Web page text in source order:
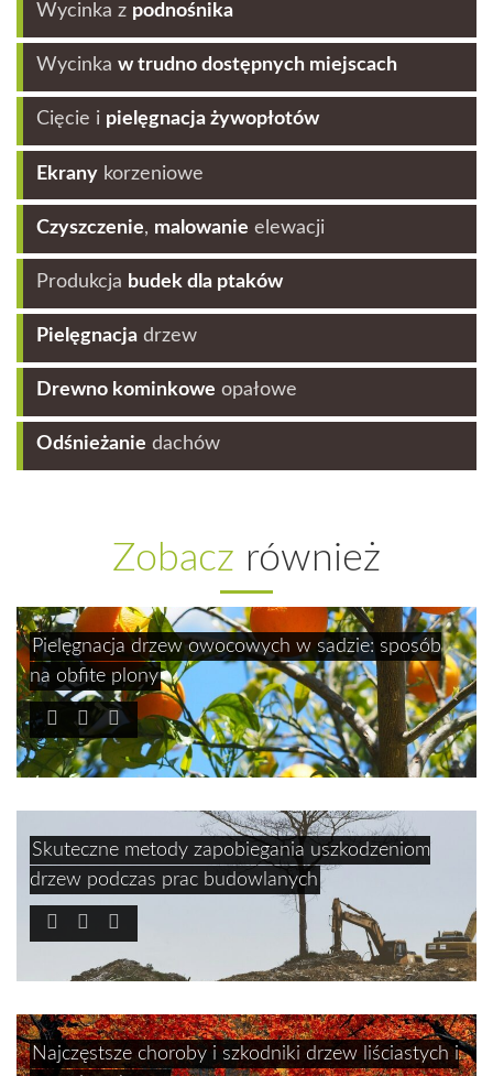
Wycinka z podnośnika
Wycinka w trudno dostępnych miejscach
Cięcie i pielęgnacja żywopłotów
Ekrany korzeniowe
Czyszczenie, malowanie elewacji
Produkcja budek dla ptaków
Pielęgnacja drzew
Drewno kominkowe opałowe
Odśnieżanie dachów
Zobacz również
Pielęgnacja drzew owocowych w sadzie: sposób
na obfite plony
Skuteczne metody zapobiegania uszkodzeniom
drzew podczas prac budowlanych
Najczęstsze choroby i szkodniki drzew liściastych i